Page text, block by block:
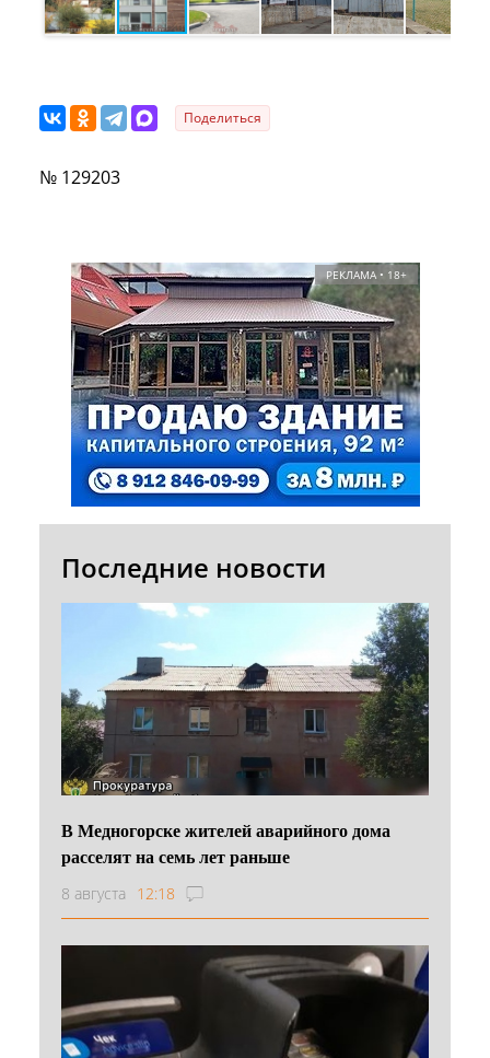
Поделиться
№ 129203
РЕКЛАМА • 18+
Последние новости
В Медногорске жителей аварийного дома
расселят на семь лет раньше
8 августа 12:18